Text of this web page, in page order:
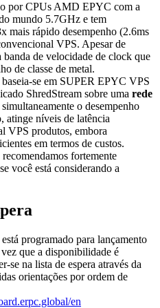
por CPUs AMD EPYC com a
mundo 5.7GHz e tem
mais rápido desempenho (2.6ms
VPS. Apesar de
de velocidade de clock que
de classe de metal.
se em SUPER EPYC VPS
ShredStream sobre uma rede
o desempenho
atinge níveis de latência
VPS produtos, embora
em termos de custos.
fortemente
você está considerando a
programado para lançamento
que a disponibilidade é
se na lista de espera através da
orientações por ordem de
en